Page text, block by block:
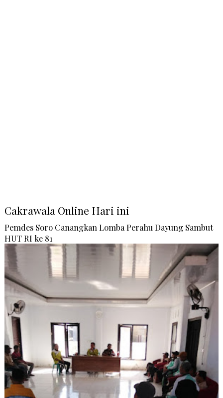
Cakrawala Online Hari ini
Pemdes Soro Canangkan Lomba Perahu Dayung Sambut
HUT RI ke 81